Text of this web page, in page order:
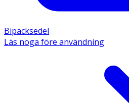
Bipacksedel
Läs noga före användning